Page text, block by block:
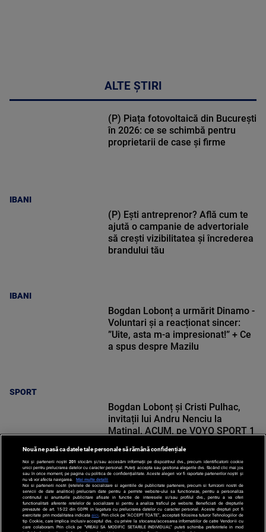
ALTE ȘTIRI
IBANI
(P) Piața fotovoltaică din București
în 2026: ce se schimbă pentru
proprietarii de case și firme
IBANI
(P) Ești antreprenor? Află cum te
ajută o campanie de advertoriale
să crești vizibilitatea și încrederea
brandului tău
SPORT
Bogdan Lobonț a urmărit Dinamo -
Voluntari și a reacționat sincer:
”Uite, asta m-a impresionat!” + Ce
a spus despre Mazilu
SPORT
Bogdan Lobonț și Cristi Pulhac,
invitații lui Andru Nenciu la
Matinal, ACUM, pe VOYO SPORT 1
Nouă ne pasă ca datele tale personale să rămână confidențiale
Noi și partenerii noștri 201 stocăm și/sau accesăm informații pe dispozitivul dvs., precum identificatorii cookie
unici pentru prelucrarea datelor cu caracter personal. Puteți accepta sau gestiona alegerile dvs. făcând clic mai jos
sau în orice moment, pe pagina cu politica de confidențialitate. Aceste alegeri vor fi raportate partenerilor noștri și
nu vă vor afecta navigarea.
Mai multe detalii
Noi si partenerii nostri (retelele de socializare si agentiile de publicitate partenere, precum si furnizorii nostri de
servicii de date analitice) prelucram date pentru a permite website-ului sa functioneze, pentru a personaliza
continutul si anunturile publicitare afisate in functie de interesele si/sau profilul dvs., pentru a va oferi
functionalitati aferente retelelor de socializare si pentru a analiza traficul pe website. Beneficiati de drepturile
prevazute de art. 15-22 din GDPR in legatura cu prelucrarea datelor cu caracter personal. Aceste drepturi pot fi
exercitate prin modalitatea indicataaici . Prin click pe “ACCEPT TOATE”, acceptati folosirea tuturor Tehnologiilor de
tip Cookie, care implica inclusiv acceptul dvs. cu privire la stocarea/accesarea informatiilor de catre Vendor-ii cu
care colaboram. Prin click pe “VREAU SA MODIFIC SETARILE INDIVIDUAL” puteti schimba preferintele in mod